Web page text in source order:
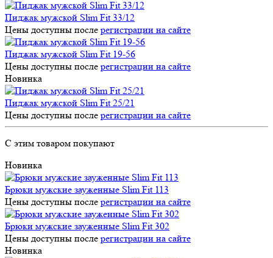
Пиджак мужской Slim Fit 33/12
Цены доступны после регистрации на сайте
Пиджак мужской Slim Fit 19-56
Цены доступны после регистрации на сайте
Новинка
Пиджак мужской Slim Fit 25/21
Цены доступны после регистрации на сайте
С этим товаром покупают
Новинка
Брюки мужские зауженные Slim Fit 113
Цены доступны после регистрации на сайте
Брюки мужские зауженные Slim Fit 302
Цены доступны после регистрации на сайте
Новинка